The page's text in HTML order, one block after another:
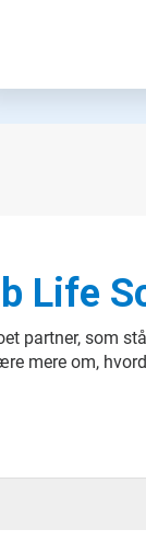
Life
partner, som
mere om,